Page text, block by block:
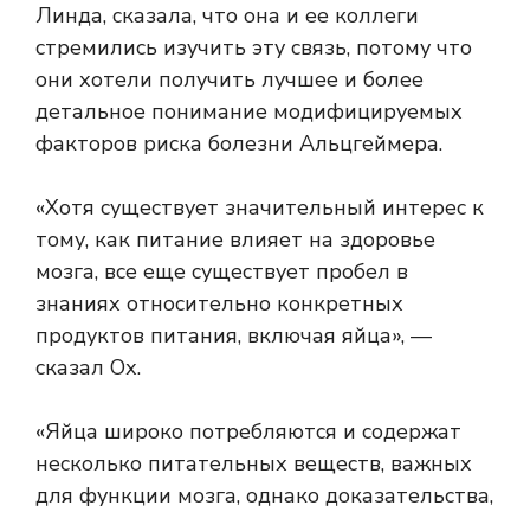
Линда, сказала, что она и ее коллеги
стремились изучить эту связь, потому что
они хотели получить лучшее и более
детальное понимание модифицируемых
факторов риска болезни Альцгеймера.
«Хотя существует значительный интерес к
тому, как питание влияет на здоровье
мозга, все еще существует пробел в
знаниях относительно конкретных
продуктов питания, включая яйца», —
сказал Ох.
«Яйца широко потребляются и содержат
несколько питательных веществ, важных
для функции мозга, однако доказательства,